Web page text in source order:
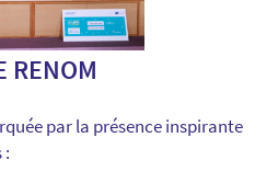
RENOM
par la présence inspirante
: